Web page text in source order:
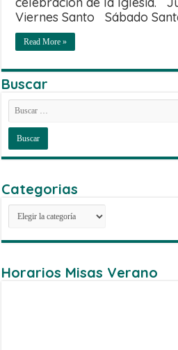
Viernes Santo Sábado
Read More »
Buscar
Categorias
Categorias
Horarios Misas Verano